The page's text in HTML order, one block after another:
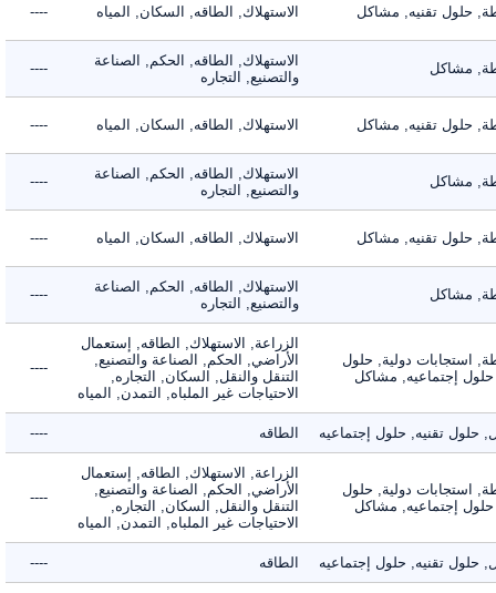
حلول تقنيه, مشاكل الاستهلاك, الطاقه, السكان, المياه ----
مشاكل
الاستهلاك, الطاقه, الحكم, الصناعة
والتصنيع, التجاره
----
حلول تقنيه, مشاكل الاستهلاك, الطاقه, السكان, المياه ----
مشاكل
الاستهلاك, الطاقه, الحكم, الصناعة
والتصنيع, التجاره
----
حلول تقنيه, مشاكل الاستهلاك, الطاقه, السكان, المياه ----
مشاكل
الاستهلاك, الطاقه, الحكم, الصناعة
والتصنيع, التجاره
----
استجابات دولية, حلول
إجتماعيه, مشاكل
الزراعة, الاستهلاك, الطاقه, إستعمال
الأراضي, الحكم, الصناعة والتصنيع,
التنقل والنقل, السكان, التجاره,
الاحتياجات غير الملباه, التمدن, المياه
----
تقنيه, حلول إجتماعيه الطاقه ----
استجابات دولية, حلول
إجتماعيه, مشاكل
الزراعة, الاستهلاك, الطاقه, إستعمال
الأراضي, الحكم, الصناعة والتصنيع,
التنقل والنقل, السكان, التجاره,
الاحتياجات غير الملباه, التمدن, المياه
----
تقنيه, حلول إجتماعيه الطاقه ----